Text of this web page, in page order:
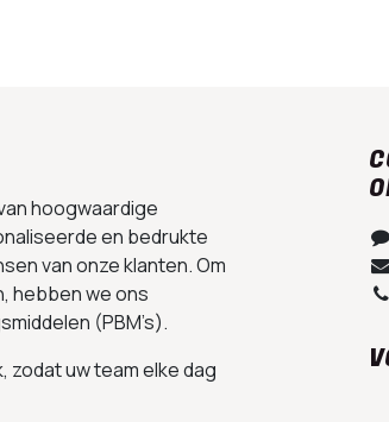
hoogwaardige
en bedrukte
van onze klanten. Om
hebben we ons
(PBM’s).
zodat uw team elke dag